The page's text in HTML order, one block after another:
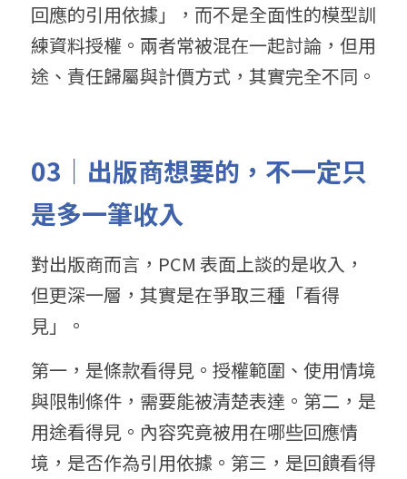
回應的引用依據」，而不是全面性的模型訓
練資料授權。兩者常被混在一起討論，但用
途、責任歸屬與計價方式，其實完全不同。
03｜出版商想要的，不一定只
是多一筆收入
對出版商而言，PCM 表面上談的是收入，
但更深一層，其實是在爭取三種「看得
見」。
第一，是條款看得見。授權範圍、使用情境
與限制條件，需要能被清楚表達。第二，是
用途看得見。內容究竟被用在哪些回應情
境，是否作為引用依據。第三，是回饋看得